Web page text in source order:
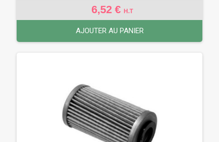
6,52 € H.T
AJOUTER AU PANIER